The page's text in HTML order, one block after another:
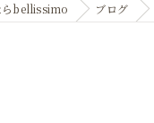
らbellissimo ブログ